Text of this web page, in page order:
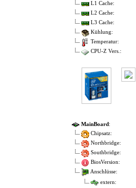
L1 Cache:
L2 Cache:
L3 Cache:
Kühlung:
Temperatur:
CPU-Z Vers.:
MainBoard:
Chipsatz:
Northbridge:
Southbridge:
BiosVersion:
Anschlüsse:
extern: